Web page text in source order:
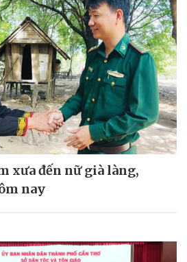
xưa đến nữ già làng,
nay